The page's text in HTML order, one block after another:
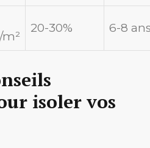
20-30% 6-8
isoler vos